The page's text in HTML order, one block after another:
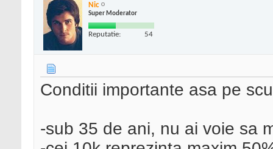
Nic
Super Moderator
Reputatie: 54
Conditii importante asa pe
-sub 35 de ani, nu ai voie sa